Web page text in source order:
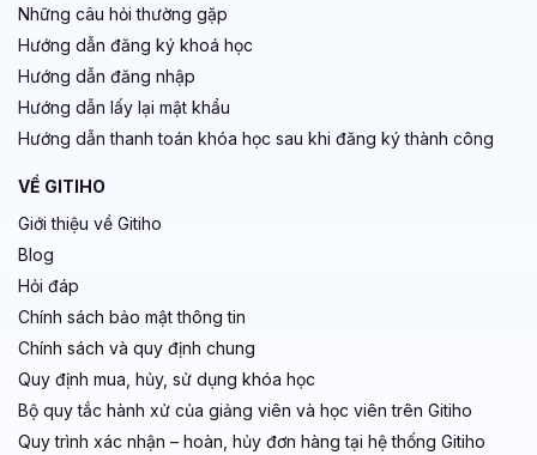
Những câu hỏi thường gặp
Hướng dẫn đăng ký khoá học
Hướng dẫn đăng nhập
Hướng dẫn lấy lại mật khẩu
Hướng dẫn thanh toán khóa học sau khi đăng ký thành công
VỀ GITIHO
Giới thiệu về Gitiho
Blog
Hỏi đáp
Chính sách bảo mật thông tin
Chính sách và quy định chung
Quy định mua, hủy, sử dụng khóa học
Bộ quy tắc hành xử của giảng viên và học viên trên Gitiho
Quy trình xác nhận – hoàn, hủy đơn hàng tại hệ thống Gitiho